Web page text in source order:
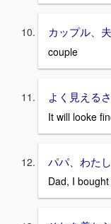
カップル、
couple
よく見えるさ
It will looke
パパ、わた
Dad, I